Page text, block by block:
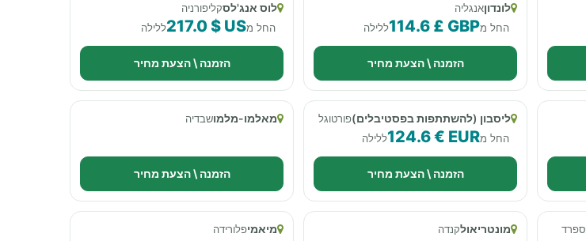
לונדוןאנגליה
החל מ114.6 £ GBPללילה
הזמנה \ הצעת מחיר
לוס אנג'לסקליפורניה
החל מ217.0 $ USללילה
הזמנה \ הצעת מחיר
ליסבון (להשתתפות בפסטיבלים)פורטוגל
החל מ124.6 € EURללילה
הזמנה \ הצעת מחיר
מאלמו-מלמושבדיה
הזמנה \ הצעת מחיר
ספרד
מונטריאולקנדה מיאמיפלורידה